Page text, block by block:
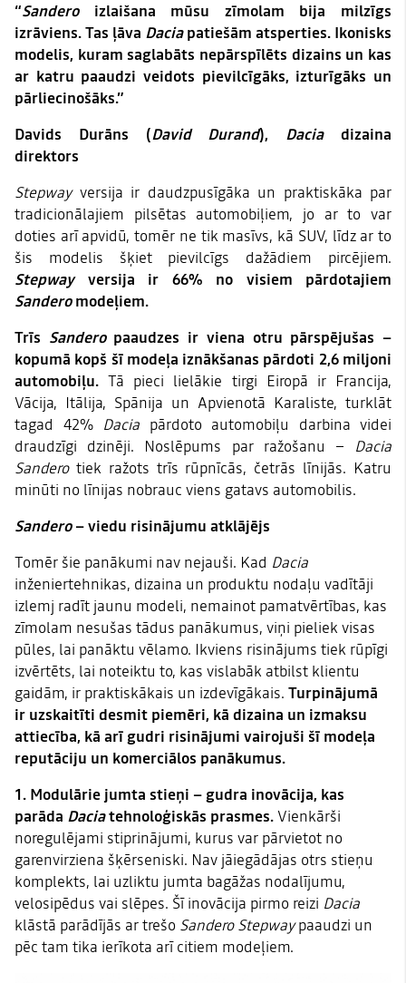
“Sanderoizlaišana mūsu zīmolam bija milzīgs
izrāviens. Tas ļāva Daciapatiešām atsperties. Ikonisks
modelis, kuram saglabāts nepārspīlēts dizains un kas
ar katru paaudzi veidots pievilcīgāks, izturīgāks un
pārliecinošāks.”
Davids Durāns (David Durand), Daciadizaina
direktors
Stepwayversija ir daudzpusīgāka un praktiskāka par
tradicionālajiem pilsētas automobiļiem, jo ar to var
doties arī apvidū, tomēr ne tik masīvs, kā SUV, līdz ar to
šis modelis šķiet pievilcīgs dažādiem pircējiem.
Stepway versija ir 66% no visiem pārdotajiem
Sanderomodeļiem.
Trīs Sanderopaaudzes ir viena otru pārspējušas –
kopumā kopš šī modeļa iznākšanas pārdoti 2,6 miljoni
automobiļu. Tā pieci lielākie tirgi Eiropā ir Francija,
Vācija, Itālija, Spānija un Apvienotā Karaliste, turklāt
tagad 42% Dacia pārdoto automobiļu darbina videi
draudzīgi dzinēji. Noslēpums par ražošanu – Dacia
Sanderotiek ražots trīs rūpnīcās, četrās līnijās. Katru
minūti no līnijas nobrauc viens gatavs automobilis.
Sandero– viedu risinājumu atklājējs
Tomēr šie panākumi nav nejauši. Kad Dacia
inženiertehnikas, dizaina un produktu nodaļu vadītāji
izlemj radīt jaunu modeli, nemainot pamatvērtības, kas
zīmolam nesušas tādus panākumus, viņi pieliek visas
pūles, lai panāktu vēlamo. Ikviens risinājums tiek rūpīgi
izvērtēts, lai noteiktu to, kas vislabāk atbilst klientu
gaidām, ir praktiskākais un izdevīgākais. Turpinājumā
ir uzskaitīti desmit piemēri, kā dizaina un izmaksu
attiecība, kā arī gudri risinājumi vairojuši šī modeļa
reputāciju un komerciālos panākumus.
1. Modulārie jumta stieņi – gudra inovācija, kas
parāda Daciatehnoloģiskās prasmes.Vienkārši
noregulējami stiprinājumi, kurus var pārvietot no
garenvirziena šķērseniski. Nav jāiegādājas otrs stieņu
komplekts, lai uzliktu jumta bagāžas nodalījumu,
velosipēdus vai slēpes. Šī inovācija pirmo reizi Dacia
klāstā parādījās ar trešo Sandero Stepwaypaaudzi un
pēc tam tika ierīkota arī citiem modeļiem.